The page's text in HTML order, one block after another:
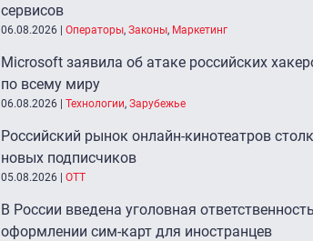
сервисов
06.08.2026 | Операторы, Законы, Маркетинг
Microsoft заявила об атаке российских
по всему миру
06.08.2026 | Технологии, Зарубежье
Российский рынок онлайн-кинотеатров
новых подписчиков
05.08.2026 | ОТТ
В России введена уголовная
оформлении сим-карт для иностранцев